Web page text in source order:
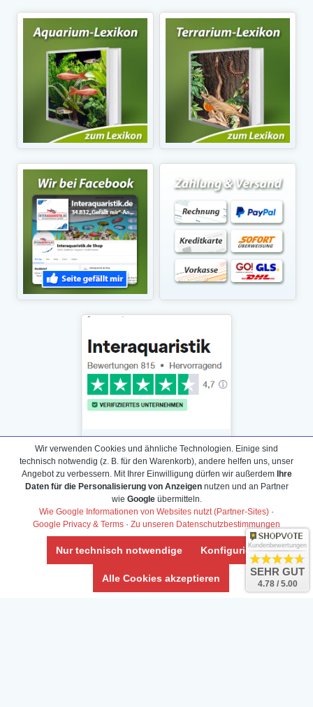
Daten­schutz­erklärung
Widerrufs­recht /Widerrufs­formular
AGB & Info
Impressum
Umwelt und Entsorgung
Vertrag widerrufen
Wir verwenden Cookies und ähnliche Technologien. Einige sind
technisch notwendig (z. B. für den Warenkorb), andere helfen uns, unser
Angebot zu verbessern. Mit Ihrer Einwilligung dürfen wir außerdem Ihre
Daten für die Personalisierung von Anzeigennutzen und an Partner
wie Googleübermitteln.
Wie Google Informationen von Websites nutzt (Partner-Sites) ·
Google Privacy & Terms · Zu unseren Datenschutzbestimmungen
Nur technisch notwendige Konfigurieren
Alle Cookies akzeptieren
Kundenbewertungen
SEHR GUT
4.78 / 5.00